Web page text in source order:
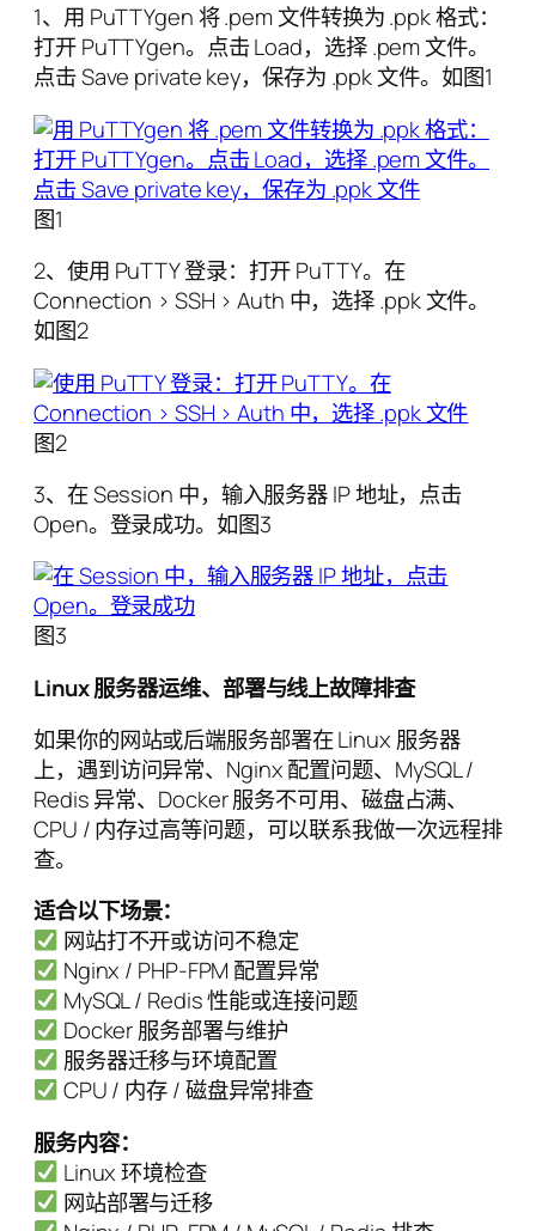
1、用 PuTTYgen 将 .pem 文件转换为 .ppk 格式：
打开 PuTTYgen。点击 Load，选择 .pem 文件。
点击 Save private key，保存为 .ppk 文件。如图1
图1
2、使用 PuTTY 登录：打开 PuTTY。在
Connection > SSH > Auth 中，选择 .ppk 文件。
如图2
图2
3、在 Session 中，输入服务器 IP 地址，点击
Open。登录成功。如图3
图3
Linux 服务器运维、部署与线上故障排查
如果你的网站或后端服务部署在 Linux 服务器
上，遇到访问异常、Nginx 配置问题、MySQL /
Redis 异常、Docker 服务不可用、磁盘占满、
CPU / 内存过高等问题，可以联系我做一次远程排
查。
适合以下场景：
网站打不开或访问不稳定
Nginx / PHP-FPM 配置异常
MySQL / Redis 性能或连接问题
Docker 服务部署与维护
服务器迁移与环境配置
CPU / 内存 / 磁盘异常排查
服务内容：
Linux 环境检查
网站部署与迁移